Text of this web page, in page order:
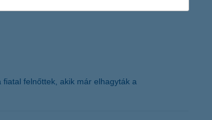
felnőttek, akik már elhagyták a